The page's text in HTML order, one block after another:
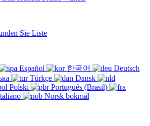
Sie Liste
Español 한국어
Deutsch
Türkçe
Dansk
Polski
Português (Brasil)
Norsk bokmål